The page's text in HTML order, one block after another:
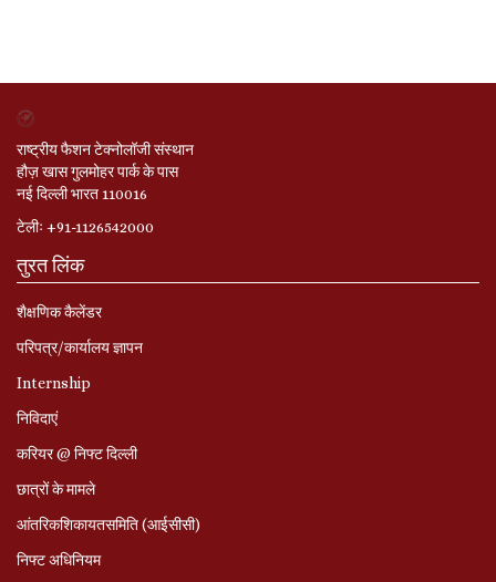
राष्ट्रीय फैशन टेक्नोलॉजी संस्थान
हौज़ खास गुलमोहर पार्क के पास
नई दिल्ली भारत 110016
टेलीः +91-1126542000
तुरत लिंक
शैक्षणिक कैलेंडर
परिपत्र/कार्यालय ज्ञापन
Internship
निविदाएं
करियर @ निफ्ट दिल्ली
छात्रों के मामले
आंतरिकशिकायतसमिति (आईसीसी)
निफ्ट अधिनियम